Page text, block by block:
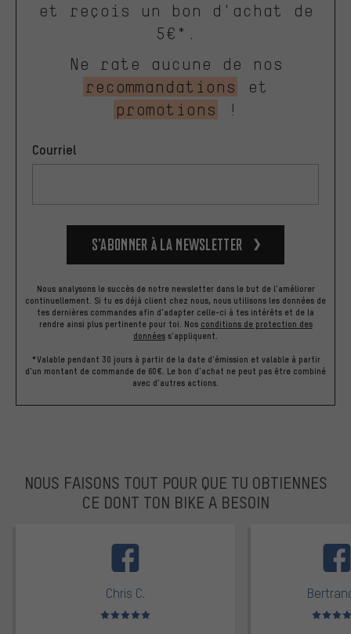
et reçois un bon d'achat de
5€*.
Ne rate aucune de nos
recommandations
et
promotions
!
Courriel
S’abonner à la newsletter
Nous analysons le succès de notre newsletter dans le but de l'améliorer
continuellement. Si tu es déjà client chez nous, nous utilisons les données de
tes dernières commandes afin d'adapter celle-ci à tes intérêts et de la
rendre ainsi plus pertinente pour toi. Nos conditions de protection des
données s'appliquent.
*Valable pendant 30 jours à partir de la date d'émission et valable à partir
d'un montant de commande de 60€. Le bon d'achat ne peut pas être combiné
avec d'autres actions.
NOUS FAISONS TOUT POUR QUE TU OBTIENNES
CE DONT TON BIKE A BESOIN
Chris C.
Note moyenne : 5 sur 5 Note